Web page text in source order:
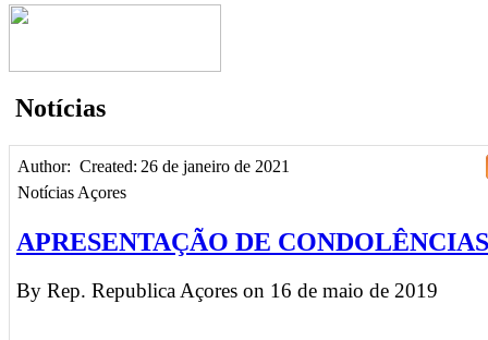
Notícias
Author: Created: 26 de janeiro de 2021
Notícias Açores
APRESENTAÇÃO DE CONDOLÊNCIAS
By Rep. Republica Açores on 16 de maio de 2019